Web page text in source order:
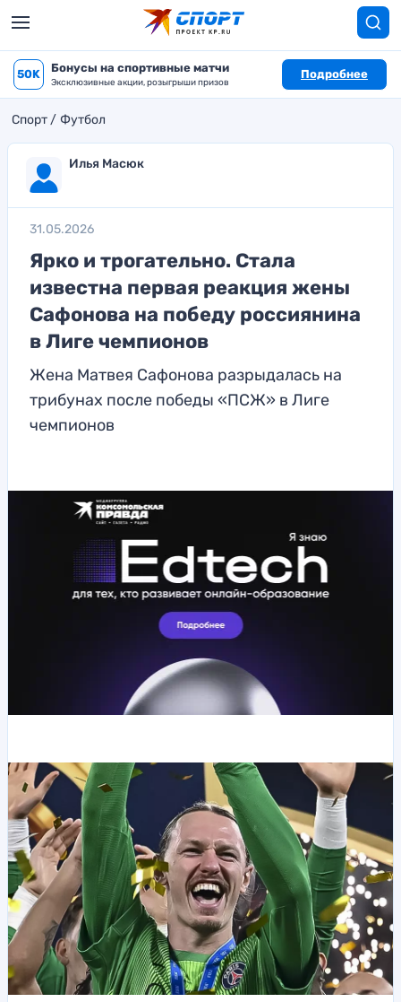
50K Бонусы на спортивные матчи
Эксклюзивные акции, розыгрыши призов
Подробнее
Спорт Футбол
Илья Масюк
31.05.2026
Ярко и трогательно. Стала
известна первая реакция жены
Сафонова на победу россиянина
в Лиге чемпионов
Жена Матвея Сафонова разрыдалась на
трибунах после победы «ПСЖ» в Лиге
чемпионов